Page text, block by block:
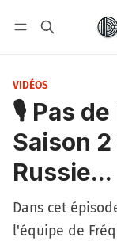
VIDÉOS
🎙️ Pas
Saison
Russie...
Dans cet
l'équipe de